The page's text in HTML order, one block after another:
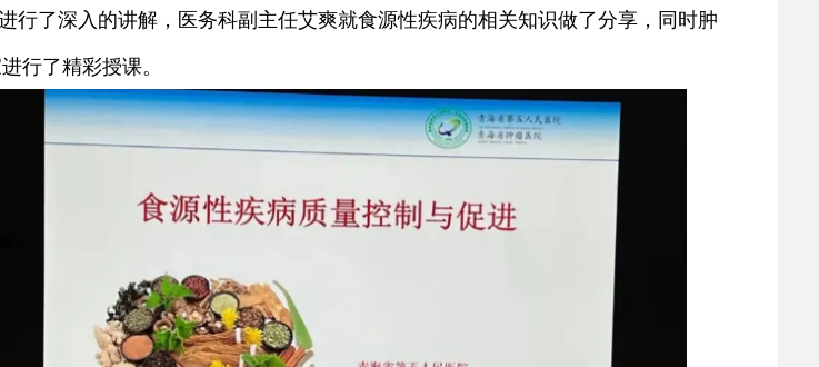
了深入的讲解，医务科副主任艾爽就食源性疾病的相关知识做了分享，同时肿
行了精彩授课。